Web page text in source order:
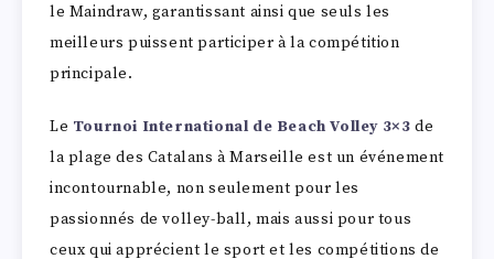
le Maindraw, garantissant ainsi que seuls les
meilleurs puissent participer à la compétition
principale.
Le Tournoi International de Beach Volley 3×3 de
la plage des Catalans à Marseille est un événement
incontournable, non seulement pour les
passionnés de volley-ball, mais aussi pour tous
ceux qui apprécient le sport et les compétitions de